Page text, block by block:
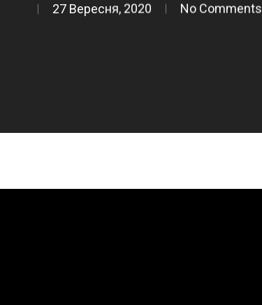
27 Вересня, 2020 No Comments